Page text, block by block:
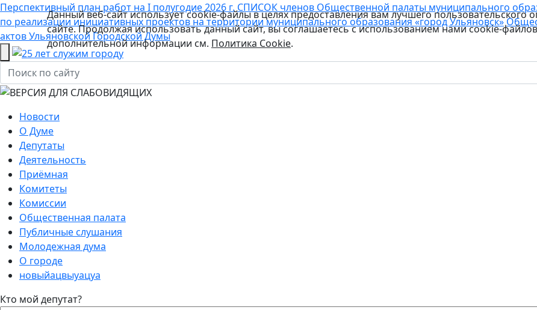
Перспективный план работ на I полугодие 2026 г.СПИСОК членов Общественной палаты муниципального
по реализации инициативных проектов на территории муниципального образования «город Ульяновск»
актов Ульяновской Городской Думы
Новости
О Думе
Депутаты
Деятельность
Приёмная
Комитеты
Комиссии
Общественная палата
Публичные слушания
Молодежная дума
О городе
новыйацвыуацуа
Кто мой депутат?
Данный веб-сайт использует cookie-файлы в целях предоставления вам лучшего пользовательского
сайте. Продолжая использовать данный сайт, вы соглашаетесь с использованием нами cookie-
дополнительной информации см. Политика Cookie.